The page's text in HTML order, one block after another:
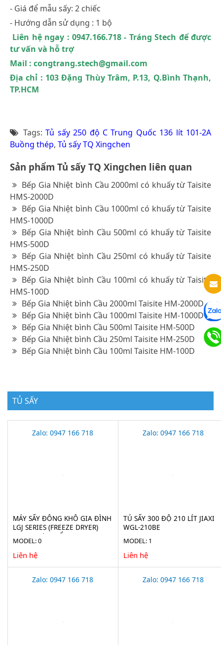
- Giá để mẫu sấy: 2 chiếc
- Hướng dẫn sử dụng : 1 bộ
Liên hệ ngay : 0947.166.718 - Tráng Stech để được
tư vấn và hỗ trợ
Mail : congtrang.stech@gmail.com
Địa chỉ : 103 Đặng Thùy Trâm, P.13, Q.Bình Thạnh,
TP.HCM
Tags: Tủ sấy 250 độ C Trung Quốc 136 lít 101-2A
Buồng thép, Tủ sấy TQ Xingchen
Sản phẩm Tủ sấy TQ Xingchen liên quan
Bếp Gia Nhiệt bình Cầu 2000ml có khuấy từ Taisite
HMS-2000D
Bếp Gia Nhiệt bình Cầu 1000ml có khuấy từ Taisite
HMS-1000D
Bếp Gia Nhiệt bình Cầu 500ml có khuấy từ Taisite
HMS-500D
Bếp Gia Nhiệt bình Cầu 250ml có khuấy từ Taisite
HMS-250D
Bếp Gia Nhiệt bình Cầu 100ml có khuấy từ Taisite
HMS-100D
Bếp Gia Nhiệt bình Cầu 2000ml Taisite HM-2000D
Bếp Gia Nhiệt bình Cầu 1000ml Taisite HM-1000D
Bếp Gia Nhiệt bình Cầu 500ml Taisite HM-500D
Bếp Gia Nhiệt bình Cầu 250ml Taisite HM-250D
Bếp Gia Nhiệt bình Cầu 100ml Taisite HM-100D
TỦ SẤY
Zalo: 0947 166 718
MÁY SẤY ĐÔNG KHÔ GIA ĐÌNH
LGJ SERIES (FREEZE DRYER)
CHO THỰC PHẨM
MODEL: 0
Liên hệ
Zalo: 0947 166 718
TỦ SẤY 300 ĐỘ 210 LÍT JIAXI
WGL-210BE
MODEL: 1
Liên hệ
Zalo: 0947 166 718 Zalo: 0947 166 718